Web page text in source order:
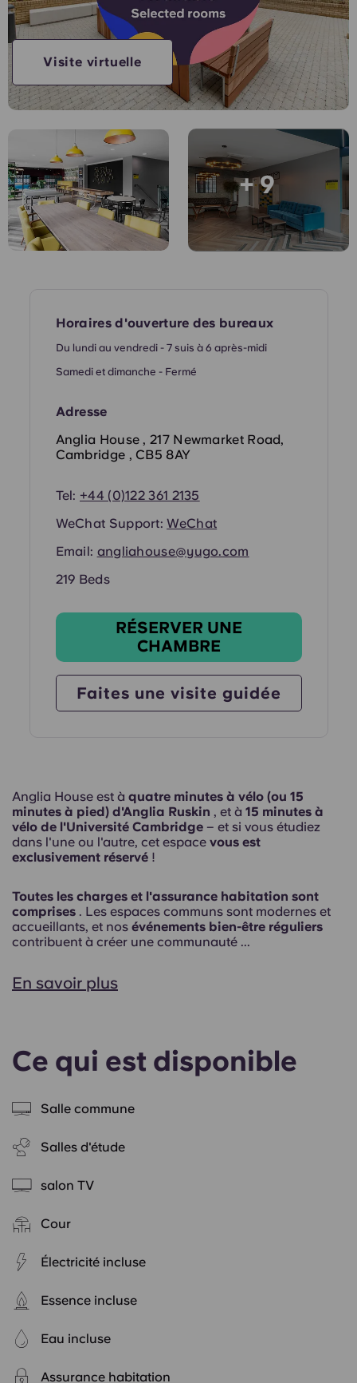
English (GB)
English (US)
Chinese
Català
Deutsch
French
Portuguese
Sélectionnez un pays
Sélectionnez une ville
Réservez maintenant
+ 9
Visite virtuelle
Anglia House est à quatre minutes à vélo (ou 15
minutes à pied) d'Anglia Ruskin , et à 15 minutes à
vélo de l'Université Cambridge – et si vous étudiez
dans l'une ou l'autre, cet espace vous est
exclusivement réservé !
Toutes les charges et l'assurance habitation sont
comprises . Les espaces communs sont modernes et
accueillants, et nos événements bien-être réguliers
contribuent à créer une communauté ...
En savoir plus
Ce qui est disponible
Salle commune
Salles d'étude
salon TV
Cour
Électricité incluse
Essence incluse
Eau incluse
Assurance habitation
Horaires d'ouverture des bureaux
Du lundi au vendredi - 7 suis à 6 après-midi
Samedi et dimanche - Fermé
Adresse
Anglia House , 217 Newmarket Road,
Cambridge , CB5 8AY
Tel: +44 (0)122 361 2135
WeChat Support:WeChat
Email: angliahouse@yugo.com
219 Beds
RÉSERVER UNE
CHAMBRE
Faites une visite guidée